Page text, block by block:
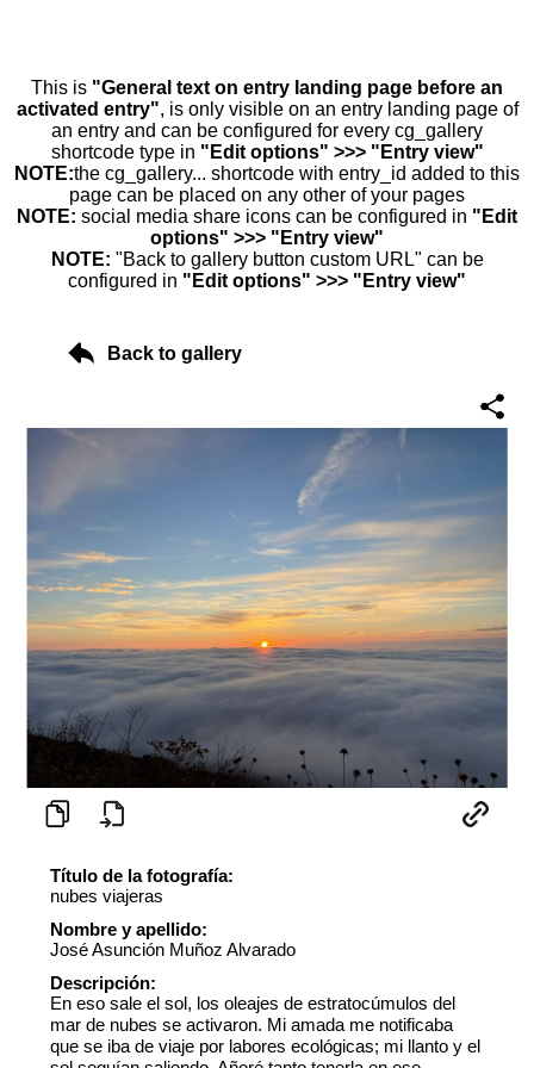
This is "General text on entry landing page before an
activated entry", is only visible on an entry landing page of
an entry and can be configured for every cg_gallery
shortcode type in "Edit options" >>> "Entry view"
NOTE:the cg_gallery... shortcode with entry_id added to this
page can be placed on any other of your pages
NOTE: social media share icons can be configured in "Edit
options" >>> "Entry view"
NOTE: "Back to gallery button custom URL" can be
configured in "Edit options" >>> "Entry view"
Back to gallery
Título de la fotografía:
nubes viajeras
Nombre y apellido:
José Asunción Muñoz Alvarado
Descripción:
En eso sale el sol, los oleajes de estratocúmulos del
mar de nubes se activaron. Mi amada me notificaba
que se iba de viaje por labores ecológicas; mi llanto y el